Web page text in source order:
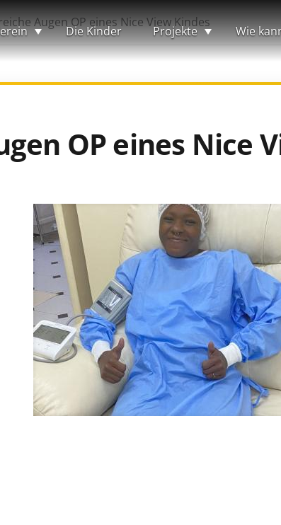
Die Kinder Projekte Wie
Augen OP eines Nice View Kindes
OP eines Nice